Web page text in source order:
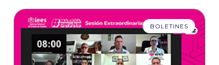
BOLETINES